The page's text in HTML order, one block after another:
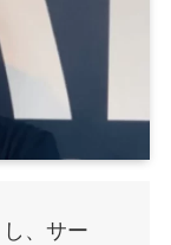
し、サー